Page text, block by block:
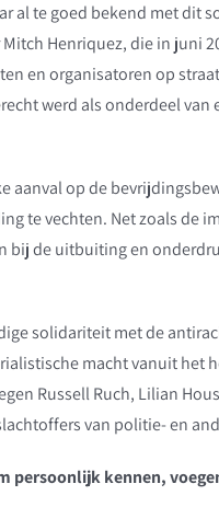
al te goed bekend met dit
Henriquez, die in juni
en organisatoren op
werd als onderdeel
aanval op de
te vechten. Net zoals de
bij de uitbuiting en
solidariteit met de
macht vanuit het
Russell Ruch, Lilian
van politie- en
persoonlijk kennen,